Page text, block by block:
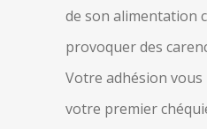
de son alimentation
provoquer des
Votre adhésion
votre premier